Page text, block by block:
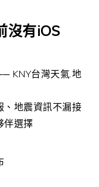
沒有iOS
KNY台灣天氣.地
地震資訊不漏接
伴選擇